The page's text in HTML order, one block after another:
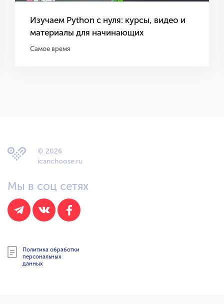
Изучаем Python с нуля: курсы, видео и
материалы для начинающих
Самое время
© 2026
icanchoose.ru
Мы в соц сетях
Политика обработки
персональных
данных